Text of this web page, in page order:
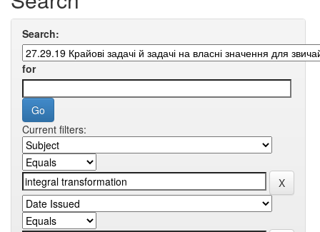
Search:
for
Current filters: